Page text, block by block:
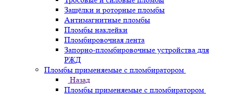
Защёлки и роторные пломбы
Антимагнитные пломбы
Пломбы наклейки
Пломбировочная лента
Запорно-пломбировочные устройства для
РЖД
Пломбы применяемые с пломбиратором
Назад
Пломбы применяемые с пломбиратором